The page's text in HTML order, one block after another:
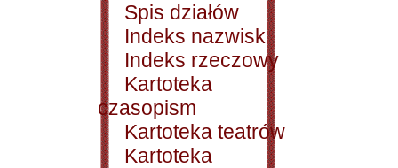
Spis działów
Indeks nazwisk
Indeks rzeczowy
Kartoteka
czasopism
Kartoteka teatrów
Kartoteka